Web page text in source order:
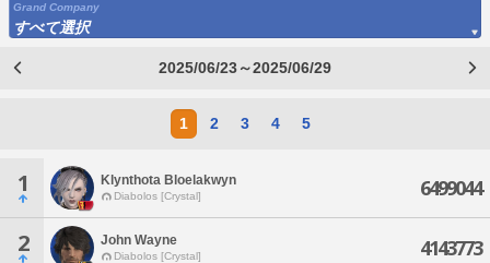
Grand Company
すべて選択
2025/06/23～2025/06/29
1 2 3 4 5
1 Klynthota Bloelakwyn
Diabolos [Crystal] 6499044
2 John Wayne
Diabolos [Crystal] 4143773